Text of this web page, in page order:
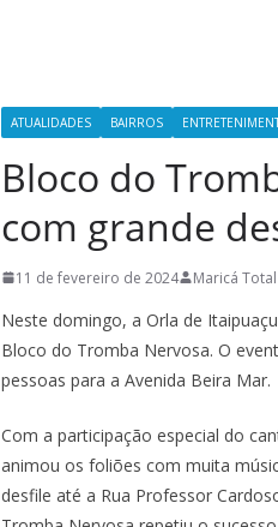
ATUALIDADES BAIRROS
Bloco do
com grande
11 de fevereiro de 2024 Maricá Total
Neste domingo, a Orla de
Bloco do Tromba Nervosa. O
pessoas para a Avenida Beira Mar.
Com a participação especial do
animou os foliões com muita
desfile até a Rua Professor